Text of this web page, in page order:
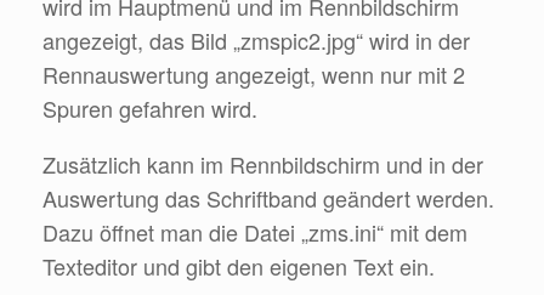
angezeigt, das Bild „zmspic2.jpg“ wird in der
Rennauswertung angezeigt, wenn nur mit 2
Spuren gefahren wird.
Zusätzlich kann im Rennbildschirm und in der
Auswertung das Schriftband geändert werden.
Dazu öffnet man die Datei „zms.ini“ mit dem
Texteditor und gibt den eigenen Text ein.